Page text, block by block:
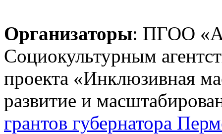
Организаторы: ПГОО
Социокультурным
проекта «Инклюзивная
развитие и
грантов губернатора